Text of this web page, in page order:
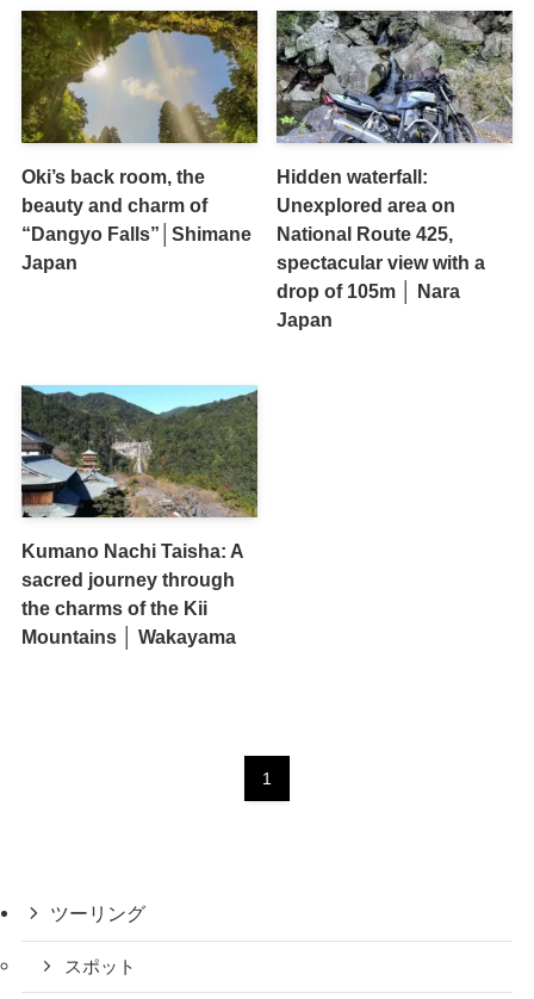
Oki’s back room, the
beauty and charm of
“Dangyo Falls”│Shimane
Japan
Hidden waterfall:
Unexplored area on
National Route 425,
spectacular view with a
drop of 105m │ Nara
Japan
Kumano Nachi Taisha: A
sacred journey through
the charms of the Kii
Mountains │ Wakayama
1
ツーリング
スポット